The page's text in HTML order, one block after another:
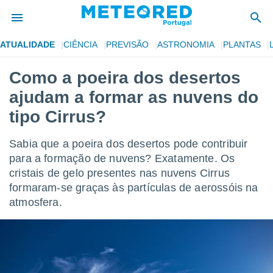
foi
para
fornecidas
a este
das
ATUALIDADE CIÊNCIA PREVISÃO ASTRONOMIA PLANTAS
Como a poeira dos desertos
ajudam a formar as nuvens do
tipo Cirrus?
Sabia que a poeira dos desertos pode contribuir
para a formação de nuvens? Exatamente. Os
cristais de gelo presentes nas nuvens Cirrus
formaram-se graças às partículas de aerossóis na
atmosfera.